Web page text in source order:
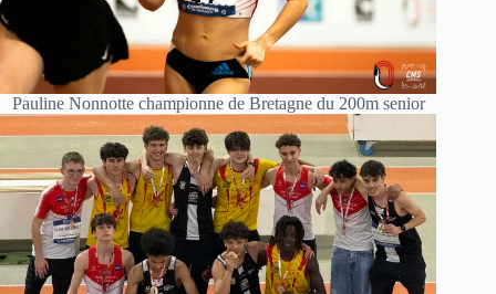
Pauline Nonnotte championne de Bretagne du 200m senior